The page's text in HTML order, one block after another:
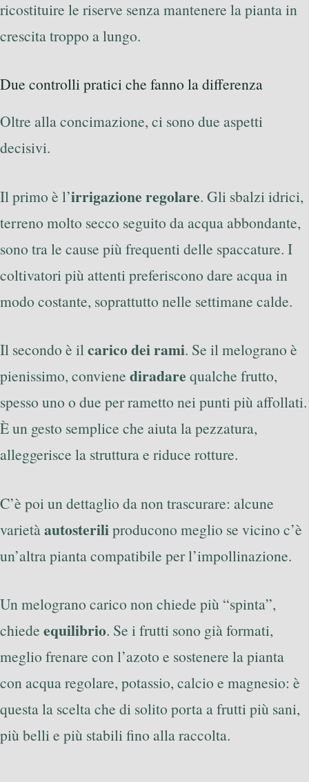
ricostituire le riserve senza mantenere la pianta in
crescita troppo a lungo.
Due controlli pratici che fanno la differenza
Oltre alla concimazione, ci sono due aspetti
decisivi.
Il primo è l’irrigazione regolare. Gli sbalzi idrici,
terreno molto secco seguito da acqua abbondante,
sono tra le cause più frequenti delle spaccature. I
coltivatori più attenti preferiscono dare acqua in
modo costante, soprattutto nelle settimane calde.
Il secondo è ilcarico dei rami. Se il melograno è
pienissimo, conviene diradare qualche frutto,
spesso uno o due per rametto nei punti più affollati.
È un gesto semplice che aiuta la pezzatura,
alleggerisce la struttura e riduce rotture.
C’è poi un dettaglio da non trascurare: alcune
varietàautosteriliproducono meglio se vicino c’è
un’altra pianta compatibile per l’impollinazione.
Un melograno carico non chiede più “spinta”,
chiede equilibrio. Se i frutti sono già formati,
meglio frenare con l’azoto e sostenere la pianta
con acqua regolare, potassio, calcio e magnesio: è
questa la scelta che di solito porta a frutti più sani,
più belli e più stabili fino alla raccolta.